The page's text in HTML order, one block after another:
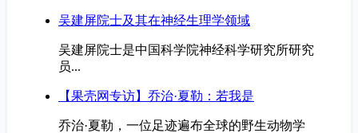
吴建屏院士及其在神经生理学领域
吴建屏院士是中国科学院神经科学研究所研究
员...
【果壳网专访】乔治·夏勒：若我是
乔治·夏勒，一位足迹遍布全球的野生动物学